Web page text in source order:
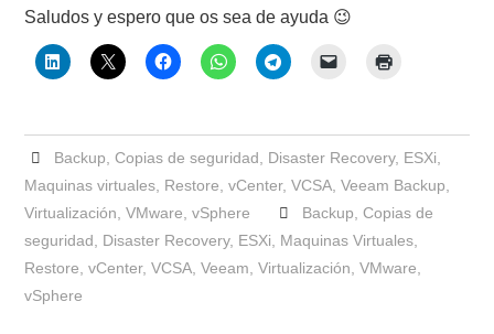
Saludos y espero que os sea de ayuda 😉
Backup Copias de seguridad Disaster Recovery, ESXi
Maquinas virtuales Restore ,vCenter,VCSA ,Veeam Backup
Virtualización ,VMware ,vSphere Backup Copias de
seguridad
Disaster Recovery, ESXi Maquinas Virtuales
Restore ,vCenter,VCSA ,Veeam ,Virtualización ,VMware
vSphere